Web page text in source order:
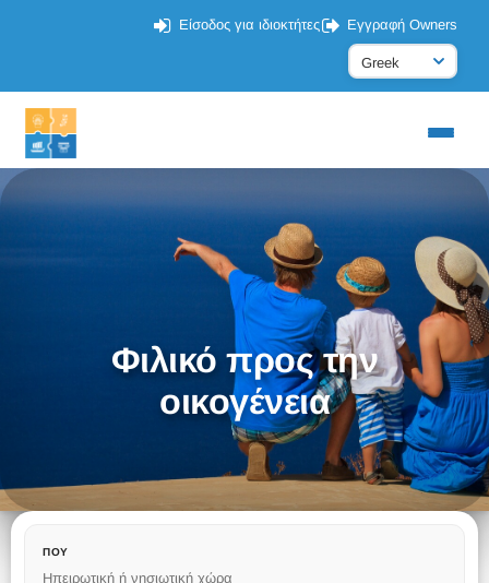
Είσοδος για ιδιοκτήτες Εγγραφή Owners
Φιλικό προς την
οικογένεια
ΠΟΎ
Ηπειρωτική ή νησιωτική χώρα